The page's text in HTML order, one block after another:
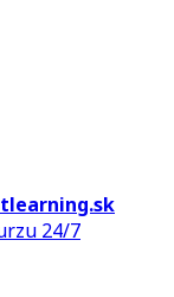
24/7